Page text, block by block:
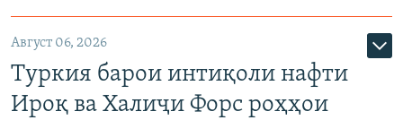
Август 06, 2026
Туркия барои интиқоли нафти
Ироқ ва Халиҷи Форс роҳҳои